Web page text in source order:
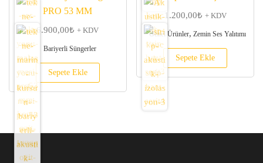
PRO 53 MM
6.900,00₺ + KDV
Bariyerli Süngerler
Sepete Ekle
1.200,00₺ + KDV
Genel Ürünler, Zemin Ses Yalıtımı
Sepete Ekle